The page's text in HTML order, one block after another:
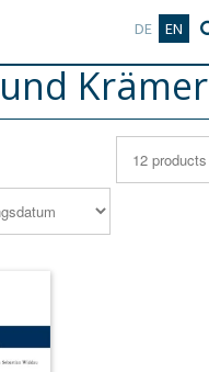
DE EN
Deutsch
Krämer